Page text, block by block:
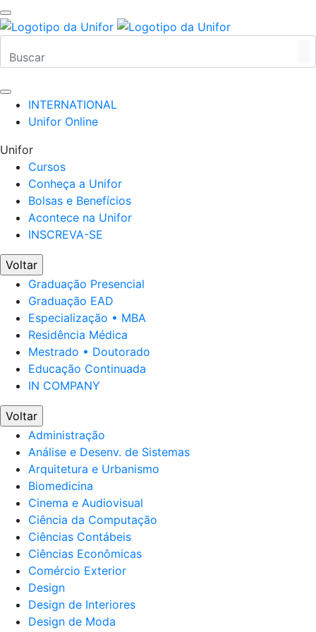
INTERNATIONAL
Unifor Online
Unifor
Cursos
Conheça a Unifor
Bolsas e Benefícios
Acontece na Unifor
INSCREVA-SE
Voltar
Graduação Presencial
Graduação EAD
Especialização • MBA
Residência Médica
Mestrado • Doutorado
Educação Continuada
IN COMPANY
Voltar
Administração
Análise e Desenv. de Sistemas
Arquitetura e Urbanismo
Biomedicina
Cinema e Audiovisual
Ciência da Computação
Ciências Contábeis
Ciências Econômicas
Comércio Exterior
Design
Design de Interiores
Design de Moda